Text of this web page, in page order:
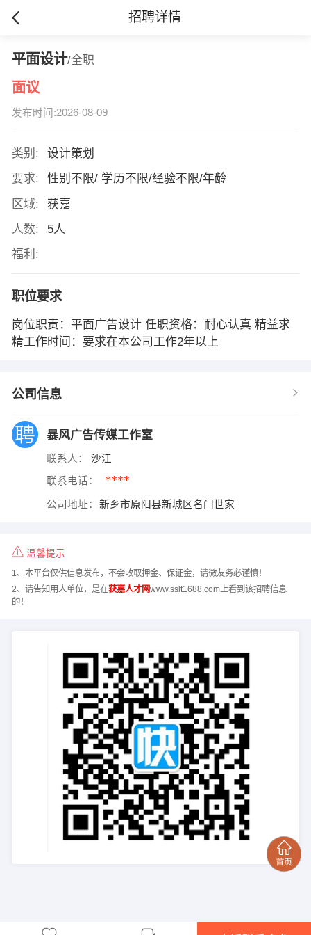
招聘详情
平面设计/全职
面议
发布时间:2026-08-09
类别:
设计策划
要求:
性别不限/ 学历不限/经验不限/年龄
区域:
获嘉
人数:
5人
福利:
职位要求
岗位职责：平面广告设计 任职资格：耐心认真 精益求
精工作时间：要求在本公司工作2年以上
公司信息
暴风广告传媒工作室
联系人： 沙江
联系电话： ****
公司地址： 新乡市原阳县新城区名门世家
温馨提示
1、本平台仅供信息发布，不会收取押金、保证金，请微友务必谨慎！
2、请告知用人单位，是在获嘉人才网www.sslt1688.com上看到该招聘信息
的！